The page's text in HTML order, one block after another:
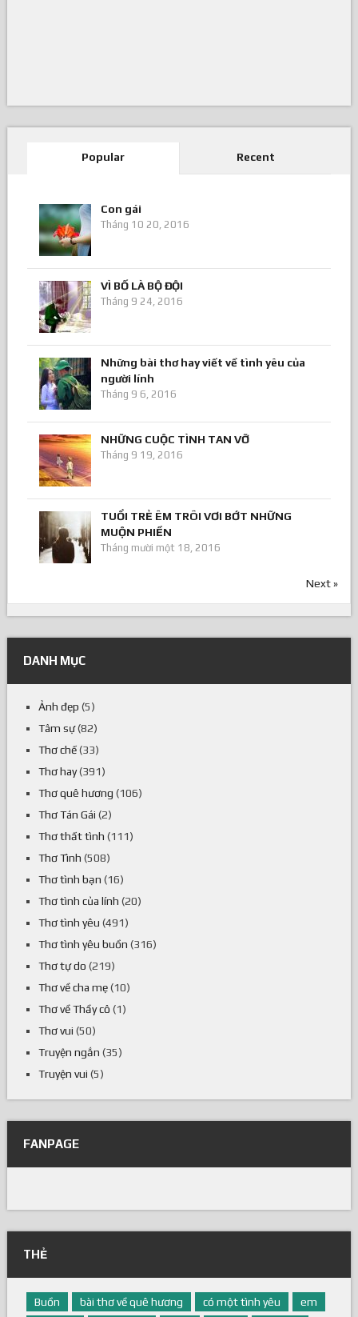
Popular Recent
Con gái
Tháng 10 20, 2016
VÌ BỐ LÀ BỘ ĐỘI
Tháng 9 24, 2016
Những bài thơ hay viết về tình yêu của
người lính
Tháng 9 6, 2016
NHỮNG CUỘC TÌNH TAN VỠ
Tháng 9 19, 2016
TUỔI TRẺ ÊM TRÔI VƠI BỚT NHỮNG
MUỘN PHIỀN
Tháng mười một 18, 2016
Next »
DANH MỤC
Ảnh đẹp (5)
Tâm sự(82)
Thơ chế(33)
Thơ hay(391)
Thơ quê hương (106)
Thơ Tán Gái (2)
Thơ thất tình (111)
Thơ Tình (508)
Thơ tình bạn (16)
Thơ tình của lính (20)
Thơ tình yêu (491)
Thơ tình yêu buồn (316)
Thơ tự do (219)
Thơ về cha mẹ(10)
Thơ về Thầy cô (1)
Thơ vui (50)
Truyện ngắn (35)
Truyện vui (5)
FANPAGE
THẺ
Buồn bài thơ về quê hương có một tình yêu
em